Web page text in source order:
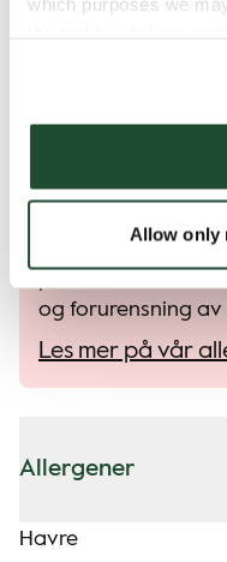
Allow only
Hva det
Alle våre
til tross for at det
og forurensning
Les mer på vår
Allergener
Havre